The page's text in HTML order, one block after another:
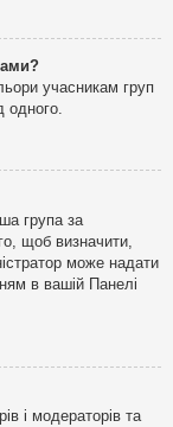
учасникам груп
одного.
група за
щоб визначити,
може надати
в вашій Панелі
і модераторів та